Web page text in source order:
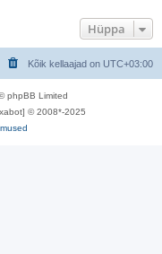
Hüppa
Kõik kellaajad on UTC+03:00
phpBB Limited
© 2008*-2025